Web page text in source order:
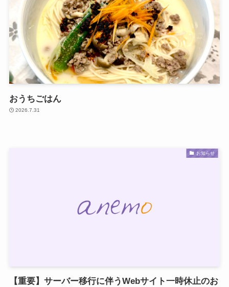
おうちごはん
2026.7.31
お知らせ
【重要】サーバー移行に伴うWebサイト一時休止のお